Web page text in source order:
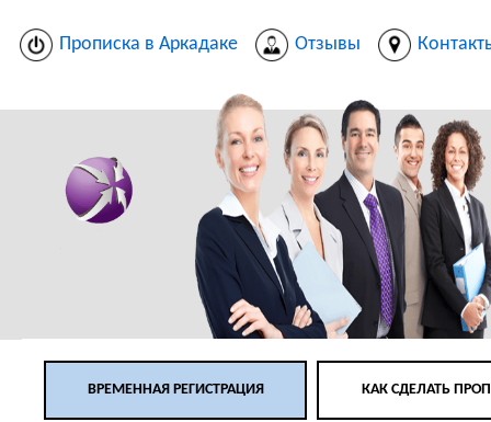
Прописка в Аркадаке Отзывы
ВРЕМЕННАЯ РЕГИСТРАЦИЯ КАК СДЕЛАТЬ